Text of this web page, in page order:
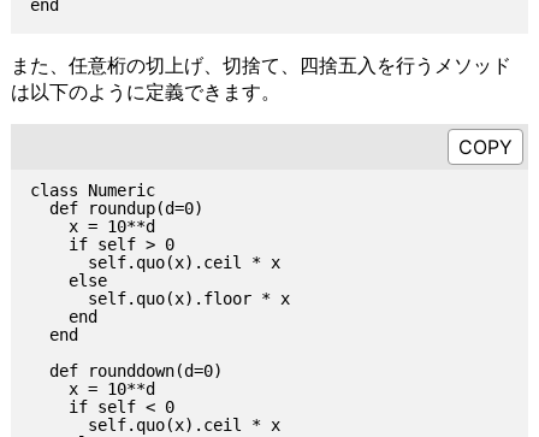
また、任意桁の切上げ、切捨て、四捨五入を行うメソッド
は以下のように定義できます。
class Numeric
  def roundup(d=0)
    x = 10**d
    if self > 0
      self.quo(x).ceil * x
    else
      self.quo(x).floor * x
    end
  end
  def rounddown(d=0)
    x = 10**d
    if self < 0
      self.quo(x).ceil * x